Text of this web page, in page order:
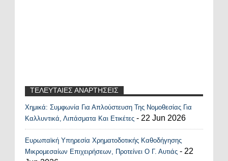
ΤΕΛΕΥΤΑΙΕΣ ΑΝΑΡΤΗΣΕΙΣ
Recent Posts Widget
Χημικά: Συμφωνία Για Απλούστευση Της Νομοθεσίας Για
Καλλυντικά, Λιπάσματα Και Ετικέτες - 22 Jun 2026
Ευρωπαϊκή Υπηρεσία Χρηματοδοτικής Καθοδήγησης
Μικρομεσαίων Επιχειρήσεων, Προτείνει Ο Γ. Αυτιάς - 22